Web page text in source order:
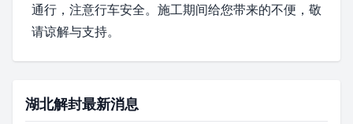
通行，注意行车安全。施工期间给您带来的不便，敬
请谅解与支持。
湖北解封最新消息